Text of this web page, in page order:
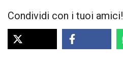
Condividi con i tuoi amici!